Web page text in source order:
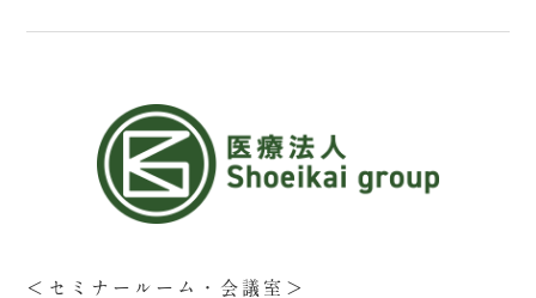
＜セミナールーム・会議室＞